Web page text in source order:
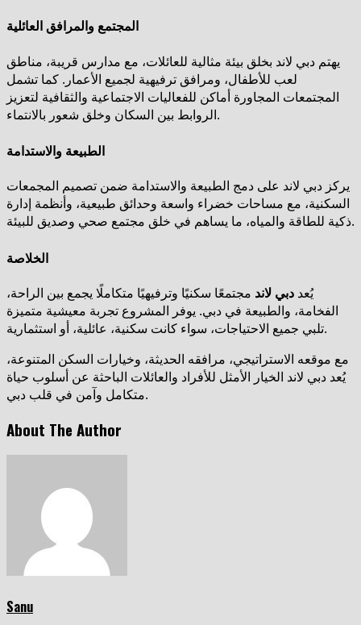
المجتمع والمرافق العائلية
يهتم دبي لاند بخلق بيئة مثالية للعائلات، مع مدارس قريبة، مناطق
لعب للأطفال، ومرافق ترفيهية لجميع الأعمار. كما تشمل
المجتمعات المجاورة أماكن للفعاليات الاجتماعية والثقافية لتعزيز
الروابط بين السكان وخلق شعور بالانتماء.
الطبيعة والاستدامة
يركز دبي لاند على دمج الطبيعة والاستدامة ضمن تصميم المجمعات
السكنية، مع مساحات خضراء واسعة وحدائق طبيعية، وأنظمة إدارة
ذكية للطاقة والمياه، ما يساهم في خلق مجتمع صحي وصديق للبيئة.
الخلاصة
يُعد دبي لاند مجتمعًا سكنيًا وترفيهيًا متكاملًا يجمع بين الراحة،
الفخامة، والطبيعة في دبي. يوفر المشروع تجربة معيشية متميزة
تلبي جميع الاحتياجات، سواء كانت سكنية، عائلية، أو استثمارية.
مع موقعه الاستراتيجي، مرافقه الحديثة، وخيارات السكن المتنوعة،
يُعد دبي لاند الخيار الأمثل للأفراد والعائلات الباحثة عن أسلوب حياة
متكامل وآمن في قلب دبي.
About The Author
Sanu